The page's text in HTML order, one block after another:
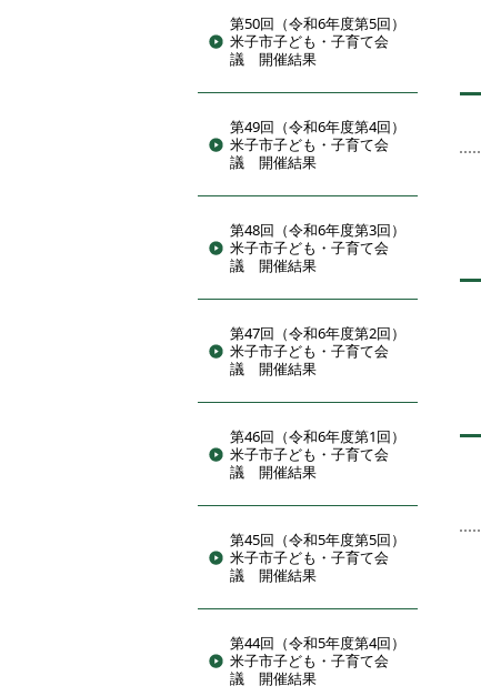
第50回（令和6年度第5回）
米子市子ども・子育て会
議 開催結果
第49回（令和6年度第4回）
米子市子ども・子育て会
議 開催結果
第48回（令和6年度第3回）
米子市子ども・子育て会
議 開催結果
第47回（令和6年度第2回）
米子市子ども・子育て会
議 開催結果
第46回（令和6年度第1回）
米子市子ども・子育て会
議 開催結果
第45回（令和5年度第5回）
米子市子ども・子育て会
議 開催結果
第44回（令和5年度第4回）
米子市子ども・子育て会
議 開催結果